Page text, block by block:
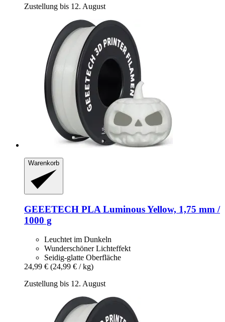
Zustellung bis 12. August
Warenkorb
GEEETECH PLA Luminous Yellow, 1,75 mm /
1000 g
Leuchtet im Dunkeln
Wunderschöner Lichteffekt
Seidig-glatte Oberfläche
24,99 € (24,99 € / kg)
Zustellung bis 12. August